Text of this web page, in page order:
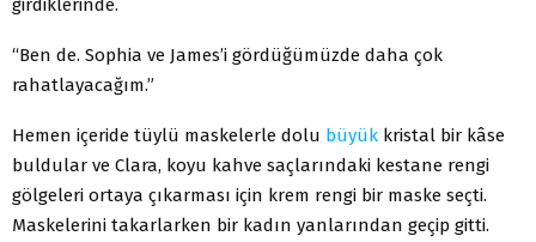
“Ben de. Sophia ve James’i gördüğümüzde daha çok
rahatlayacağım.”
Hemen içeride tüylü maskelerle dolu büyük kristal bir kâse
buldular ve Clara, koyu kahve saçlarındaki kestane rengi
gölgeleri ortaya çıkarması için krem rengi bir maske seçti.
Maskelerini takarlarken bir kadın yanlarından geçip gitti.